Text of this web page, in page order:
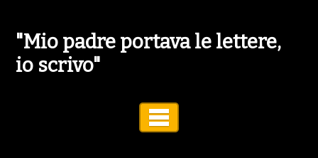
"Mio padre portava le lettere,
io scrivo"